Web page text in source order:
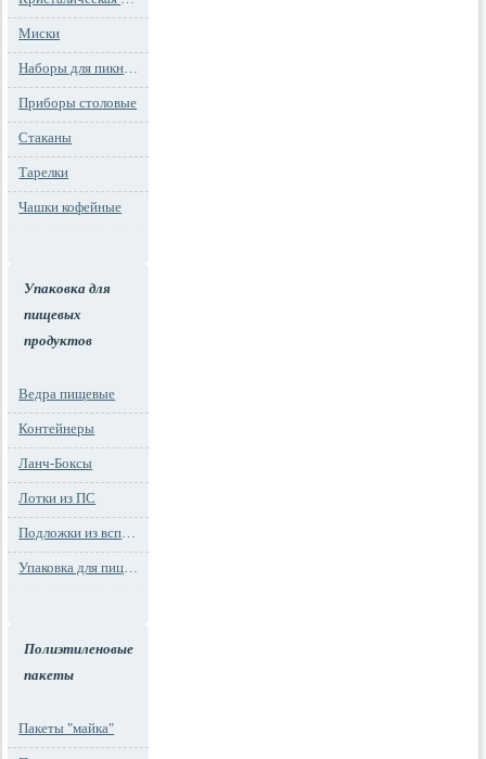
Миски
Наборы для пикника
Приборы столовые
Стаканы
Тарелки
Чашки кофейные
Упаковка для
пищевых
продуктов
Ведра пищевые
Контейнеры
Ланч-Боксы
Лотки из ПС
Подложки из вспененного ПС
Упаковка для пиццы
Полиэтиленовые
пакеты
Пакеты "майка"